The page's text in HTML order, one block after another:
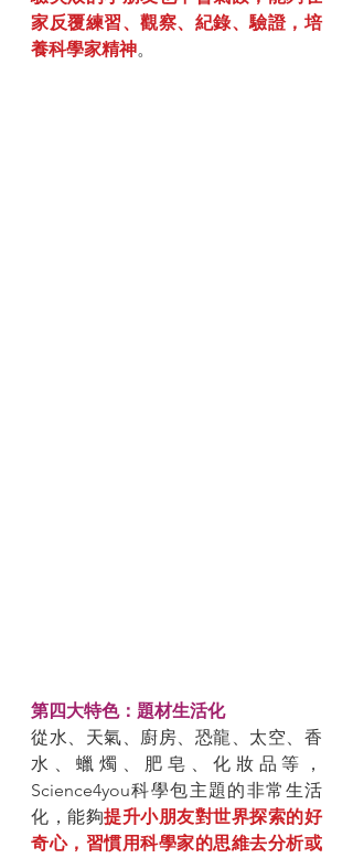
家反覆練習、觀察、紀錄、驗證，培
養科學家精神。
第四大特色：題材生活化
從水、天氣、廚房、恐龍、太空、香
水、蠟燭、肥皂、化妝品等，
Science4you科學包主題的非常生活
化，能夠提升小朋友對世界探索的好
奇心，習慣用科學家的思維去分析或